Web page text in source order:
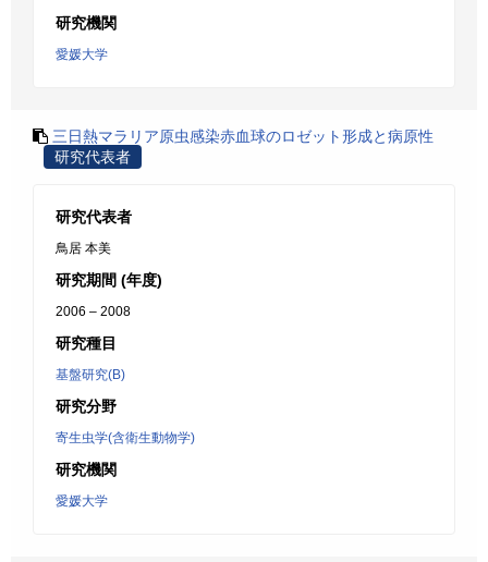
研究機関
愛媛大学
三日熱マラリア原虫感染赤血球のロゼット形成と病原性
研究代表者
研究代表者
鳥居 本美
研究期間 (年度)
2006 – 2008
研究種目
基盤研究(B)
研究分野
寄生虫学(含衛生動物学)
研究機関
愛媛大学